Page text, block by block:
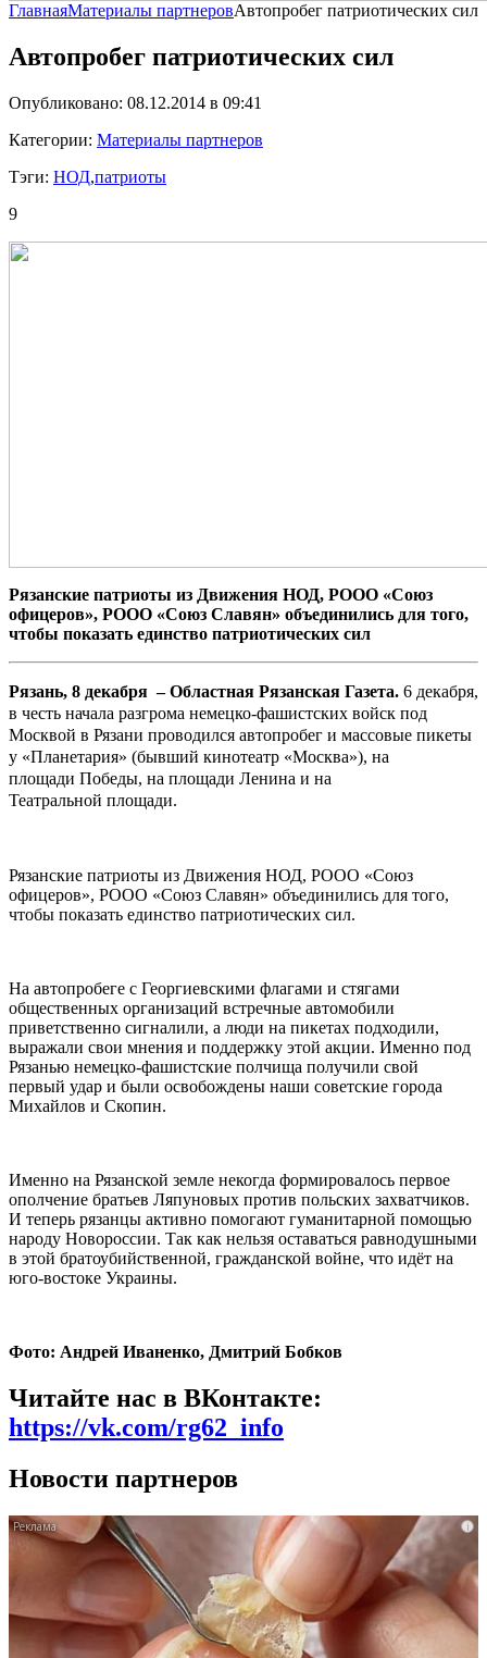
ГлавнаяМатериалы партнеровАвтопробег патриотических сил
Автопробег патриотических сил
Опубликовано: 08.12.2014 в 09:41
Категории: Материалы партнеров
Тэги: НОД,патриоты
9
Рязанские патриоты из Движения НОД, РООО «Союз
офицеров», РООО «Союз Славян» объединились для того,
чтобы показать единство патриотических сил
Рязань, 8 декабря – Областная Рязанская Газета. 6 декабря,
в честь начала разгрома немецко-фашистских войск под
Москвой в Рязани проводился автопробег и массовые пикеты
у «Планетария» (бывший кинотеатр «Москва»), на
площади Победы, на площади Ленина и на
Театральной площади.
Рязанские патриоты из Движения НОД, РООО «Союз
офицеров», РООО «Союз Славян» объединились для того,
чтобы показать единство патриотических сил.
На автопробеге с Георгиевскими флагами и стягами
общественных организаций встречные автомобили
приветственно сигналили, а люди на пикетах подходили,
выражали свои мнения и поддержку этой акции. Именно под
Рязанью немецко-фашистские полчища получили свой
первый удар и были освобождены наши советские города
Михайлов и Скопин.
Именно на Рязанской земле некогда формировалось первое
ополчение братьев Ляпуновых против польских захватчиков.
И теперь рязанцы активно помогают гуманитарной помощью
народу Новороссии. Так как нельзя оставаться равнодушными
в этой братоубийственной, гражданской войне, что идёт на
юго-востоке Украины.
Фото: Андрей Иваненко, Дмитрий Бобков
Читайте нас в ВКонтакте:
https://vk.com/rg62_info
Новости партнеров
i